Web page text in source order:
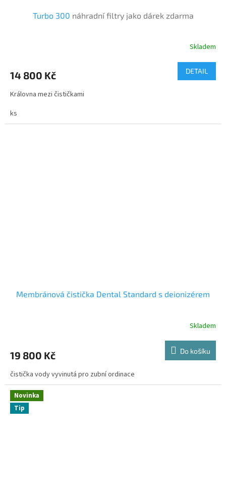
Turbo 300 náhradní filtry jako dárek zdarma
je
z
hvězdiček.
Skladem
14 800 Kč DETAIL
Královna mezi čističkami
ks
Membránová čistička Dental Standard s deionizérem
Skladem
19 800 Kč Do košíku
čistička vody vyvinutá pro zubní ordinace
Novinka
Tip